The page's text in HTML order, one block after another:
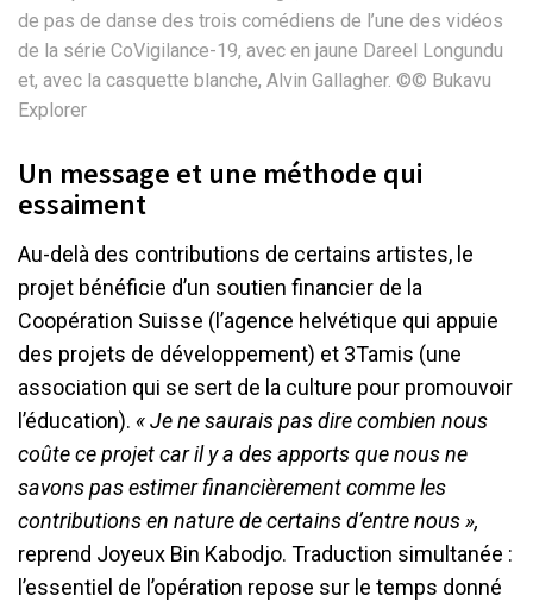
de pas de danse des trois comédiens de l’une des vidéos
de la série CoVigilance-19, avec en jaune Dareel Longundu
et, avec la casquette blanche, Alvin Gallagher. ©© Bukavu
Explorer
Un message et une méthode qui
essaiment
Au-delà des contributions de certains artistes, le
projet bénéficie d’un soutien financier de la
Coopération Suisse (l’agence helvétique qui appuie
des projets de développement) et 3Tamis (une
association qui se sert de la culture pour promouvoir
l’éducation). « Je ne saurais pas dire combien nous
coûte ce projet car il y a des apports que nous ne
savons pas estimer financièrement comme les
contributions en nature de certains d’entre nous »,
reprend Joyeux Bin Kabodjo. Traduction simultanée :
l’essentiel de l’opération repose sur le temps donné